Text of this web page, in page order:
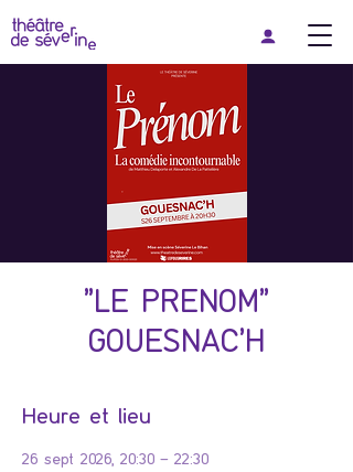
"LE PRENOM"
GOUESNAC'H
Heure et lieu
26 sept 2026, 20:30 – 22:30